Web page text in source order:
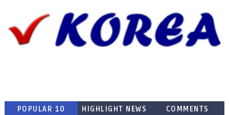
POPULAR 10 HIGHLIGHT NEWS COMMENTS